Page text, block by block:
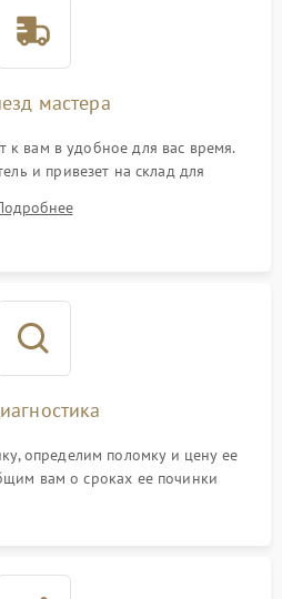
мастера
к вам в удобное для вас время.
и привезет на склад для
определим поломку и цену ее
вам о сроках ее починки